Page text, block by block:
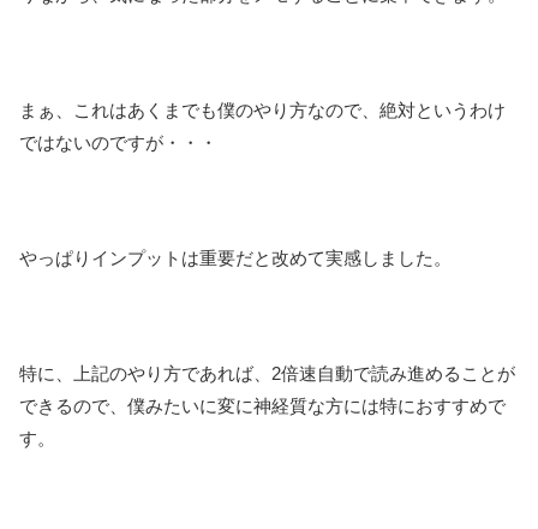
まぁ、これはあくまでも僕のやり方なので、絶対というわけ
ではないのですが・・・
やっぱりインプットは重要だと改めて実感しました。
特に、上記のやり方であれば、2倍速自動で読み進めることが
できるので、僕みたいに変に神経質な方には特におすすめで
す。